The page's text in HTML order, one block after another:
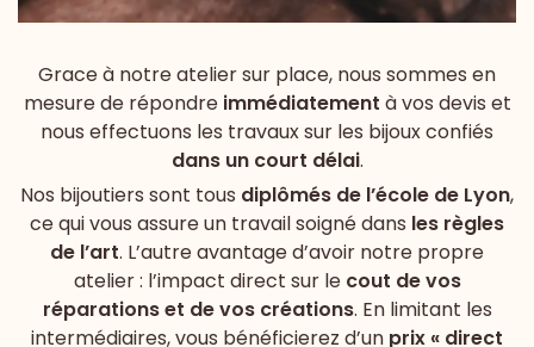
Grace à notre atelier sur place, nous sommes en
mesure de répondre immédiatement à vos devis et
nous effectuons les travaux sur les bijoux confiés
dans un court délai.
Nos bijoutiers sont tous diplômés de l’école de Lyon,
ce qui vous assure un travail soigné dans les règles
de l’art. L’autre avantage d’avoir notre propre
atelier : l’impact direct sur le cout de vos
réparations et de vos créations. En limitant les
intermédiaires, vous bénéficierez d’un prix « direct